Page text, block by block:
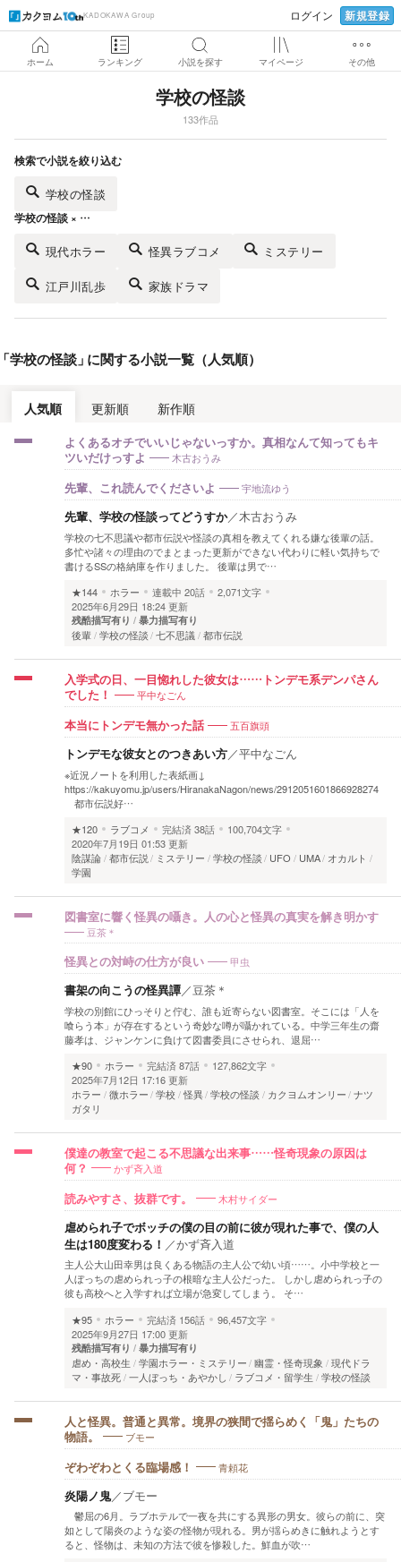
KADOKAWA Group ログイン 新規登録
ホーム ランキング 小説を探す マイページ その他
学校の怪談
133作品
検索で小説を絞り込む
学校の怪談
学校の怪談 × …
現代ホラー 怪異ラブコメ ミステリー
江戸川乱歩 家族ドラマ
学校の怪談 」に関する小説一覧（人気順）
人気順 更新順 新作順
よくあるオチでいいじゃないっすか。真相なんて知ってもキ
ツいだけっすよ
木古おうみ
先輩、これ読んでくださいよ 宇地流ゆう
先輩、学校の怪談ってどうすか／木古おうみ
学校の七不思議や都市伝説や怪談の真相を教えてくれる嫌な後輩の話。
多忙や諸々の理由のでまとまった更新ができない代わりに軽い気持ちで
書けるSSの格納庫を作りました。 後輩は男で…
★144
ホラー 連載中 20話
2,071文字
2025年6月29日 18:24 更新
残酷描写有り 暴力描写有り
後輩 学校の怪談 七不思議 都市伝説
入学式の日、一目惚れした彼女は……トンデモ系デンパさん
でした！
平中なごん
本当にトンデモ無かった話 五百旗頭
トンデモな彼女とのつきあい方／平中なごん
※近況ノートを利用した表紙画↓
https://kakuyomu.jp/users/HiranakaNagon/news/2912051601866928274
都市伝説好…
★120
ラブコメ 完結済38話
100,704文字
2020年7月19日 01:53 更新
陰謀論 都市伝説 ミステリー 学校の怪談 UFO UMA オカルト
学園
図書室に響く怪異の囁き。人の心と怪異の真実を解き明かす
豆茶＊
怪異との対峙の仕方が良い 甲虫
書架の向こうの怪異譚／豆茶＊
学校の別館にひっそりと佇む、誰も近寄らない図書室。そこには「人を
喰らう本」が存在するという奇妙な噂が囁かれている。中学三年生の齋
藤孝は、ジャンケンに負けて図書委員にさせられ、退屈…
★90
ホラー 完結済87話
127,862文字
2025年7月12日 17:16 更新
ホラー
微ホラー 学校 怪異 学校の怪談 カクヨムオンリー ナツ
ガタリ
僕達の教室で起こる不思議な出来事……怪奇現象の原因は
何？
かず斉入道
読みやすさ、抜群です。 木村サイダー
虐められ子でボッチの僕の目の前に彼が現れた事で、僕の人
生は180度変わる！ ／かず斉入道
主人公大山田幸男は良くある物語の主人公で幼い頃……。小中学校と一
人ぼっちの虐められっ子の根暗な主人公だった。 しかし虐められっ子の
彼も高校へと入学すれば立場が急変してしまう。 そ…
★95
ホラー 完結済 156話
96,457文字
2025年9月27日 17:00 更新
残酷描写有り 暴力描写有り
虐め・高校生 学園ホラー・ミステリー 幽霊・怪奇現象
現代ドラ
マ・事故死 一人ぼっち・あやかし ラブコメ・留学生 学校の怪談
人と怪異。普通と異常。境界の狭間で揺らめく「鬼」たちの
物語。
ブモー
ぞわぞわとくる臨場感！ 青頼花
炎陽ノ鬼／ブモー
鬱屈の6月。ラブホテルで一夜を共にする異形の男女。彼らの前に、突
如として陽炎のような姿の怪物が現れる。男が揺らめきに触れようとす
ると、怪物は、未知の方法で彼を惨殺した。鮮血が吹…